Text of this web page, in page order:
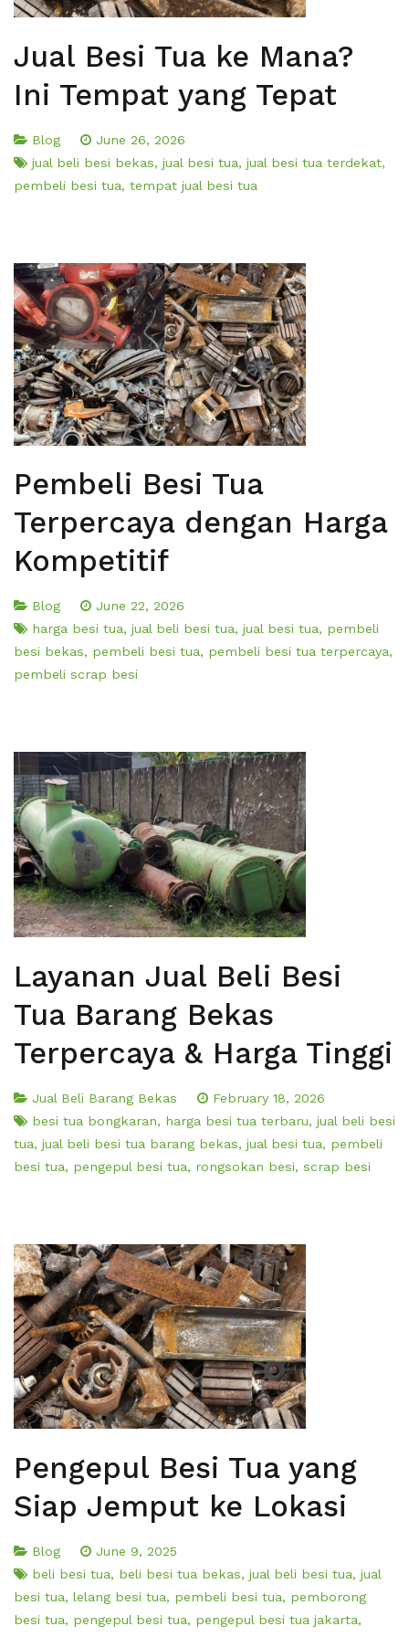
Jual Besi Tua ke Mana?
Ini Tempat yang Tepat
Blog
June 26, 2026
jual beli besi bekas, jual besi tua, jual besi tua terdekat,
pembeli besi tua, tempat jual besi tua
Pembeli Besi Tua
Terpercaya dengan Harga
Kompetitif
Blog
June 22, 2026
harga besi tua, jual beli besi tua, jual besi tua, pembeli
besi bekas, pembeli besi tua, pembeli besi tua terpercaya,
pembeli scrap besi
Layanan Jual Beli Besi
Tua Barang Bekas
Terpercaya & Harga Tinggi
Jual Beli Barang Bekas
February 18, 2026
besi tua bongkaran, harga besi tua terbaru, jual beli besi
tua, jual beli besi tua barang bekas, jual besi tua, pembeli
besi tua, pengepul besi tua, rongsokan besi, scrap besi
Pengepul Besi Tua yang
Siap Jemput ke Lokasi
Blog
June 9, 2025
beli besi tua, beli besi tua bekas, jual beli besi tua, jual
besi tua, lelang besi tua, pembeli besi tua, pemborong
besi tua, pengepul besi tua, pengepul besi tua jakarta,